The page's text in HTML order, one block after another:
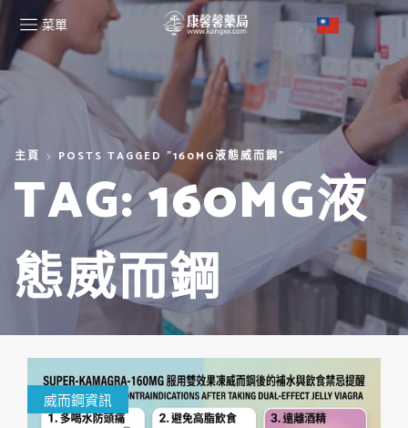
菜單
主頁 POSTS TAGGED "160MG液態威而鋼"
TAG: 160MG液
態威而鋼
威而鋼資訊